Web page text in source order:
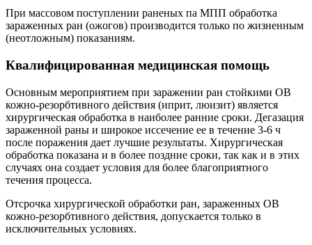
При массовом поступлении раненых па МПП обработка
зараженных ран (ожогов) производится только по жизненным
(неотложным) показаниям.
Квалифицированная медицинская помощь
Основным мероприятием при заражении ран стойкими ОВ
кожно-резорбтивного действия (иприт, люизит) является
хирургическая обработка в наиболее ранние сроки. Дегазация
зараженной раны и широкое иссечение ее в течение 3-6 ч
после поражения дает лучшие результаты. Хирургическая
обработка показана и в более поздние сроки, так как и в этих
случаях она создает условия для более благоприятного
течения процесса.
Отсрочка хирургической обработки ран, зараженных ОВ
кожно-резорбтивного действия, допускается только в
исключительных условиях.